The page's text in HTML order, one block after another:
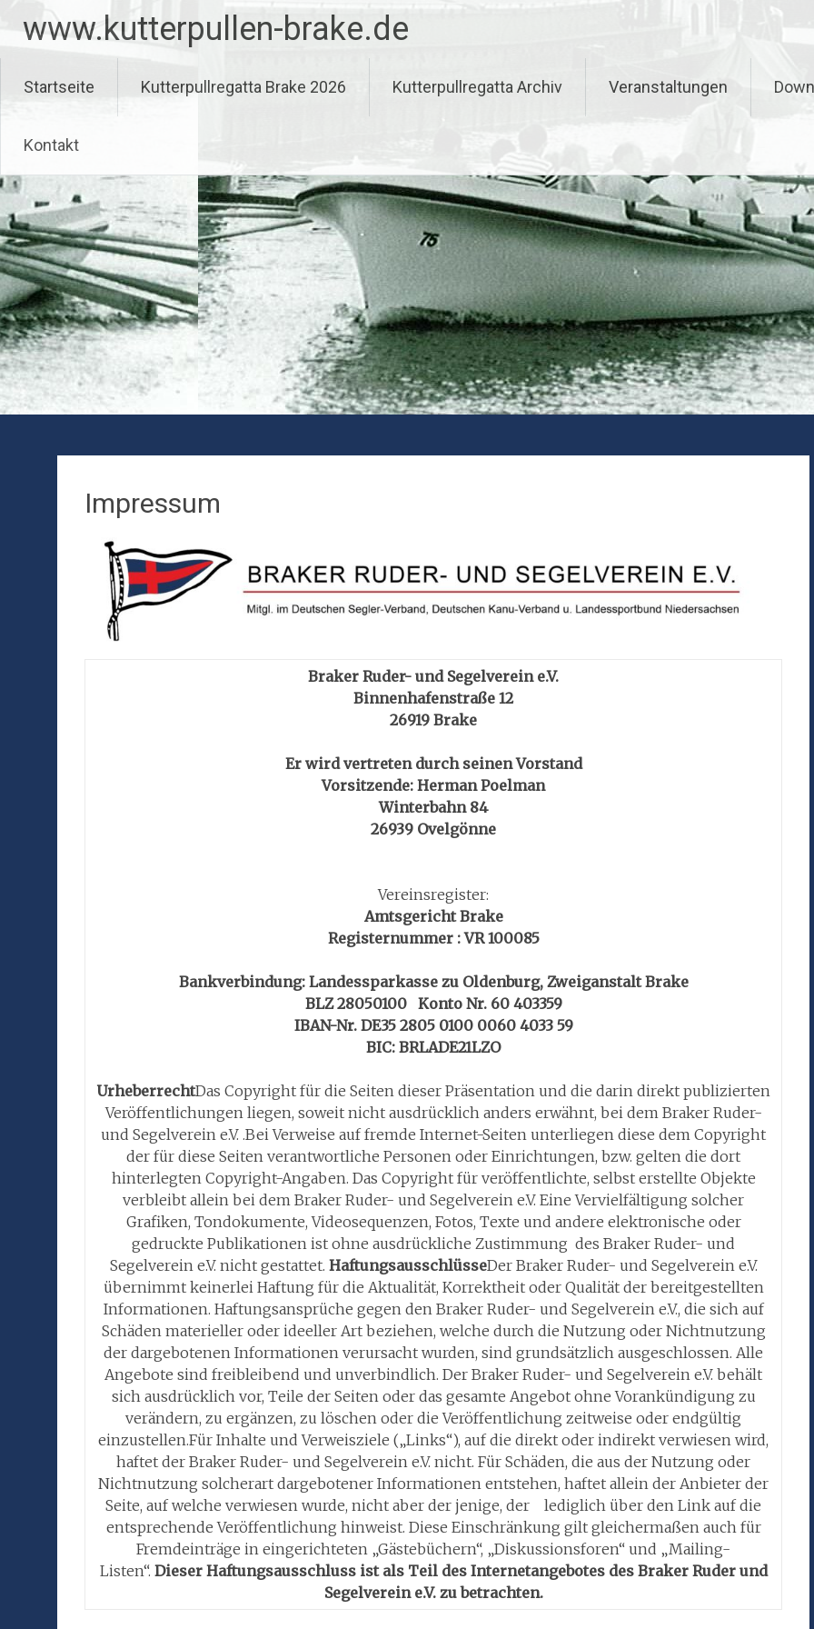
Inhalt
springen
www.kutterpullen-brake.de
Startseite Kutterpullregatta Brake 2026 Kutterpullregatta Archiv Veranstaltungen
Kontakt
Impressum
Braker Ruder- und Segelverein e.V.
Binnenhafenstraße 12
26919 Brake
Er wird vertreten durch seinen Vorstand
Vorsitzende: Herman Poelman
Winterbahn 84
26939 Ovelgönne
Vereinsregister:
Amtsgericht Brake
Registernummer : VR 100085
Bankverbindung: Landessparkasse zu Oldenburg, Zweiganstalt Brake
BLZ 28050100 Konto Nr. 60 403359
IBAN-Nr. DE35 2805 0100 0060 4033 59
BIC: BRLADE21LZO
UrheberrechtDas Copyright für die Seiten dieser Präsentation und die darin direkt publizierten
Veröffentlichungen liegen, soweit nicht ausdrücklich anders erwähnt, bei dem Braker Ruder-
und Segelverein e.V. .Bei Verweise auf fremde Internet-Seiten unterliegen diese dem Copyright
der für diese Seiten verantwortliche Personen oder Einrichtungen, bzw. gelten die dort
hinterlegten Copyright-Angaben. Das Copyright für veröffentlichte, selbst erstellte Objekte
verbleibt allein bei dem Braker Ruder- und Segelverein e.V. Eine Vervielfältigung solcher
Grafiken, Tondokumente, Videosequenzen, Fotos, Texte und andere elektronische oder
gedruckte Publikationen ist ohne ausdrückliche Zustimmung des Braker Ruder- und
Segelverein e.V. nicht gestattet. HaftungsausschlüsseDer Braker Ruder- und Segelverein e.V.
übernimmt keinerlei Haftung für die Aktualität, Korrektheit oder Qualität der bereitgestellten
Informationen. Haftungsansprüche gegen den Braker Ruder- und Segelverein e.V., die sich auf
Schäden materieller oder ideeller Art beziehen, welche durch die Nutzung oder Nichtnutzung
der dargebotenen Informationen verursacht wurden, sind grundsätzlich ausgeschlossen. Alle
Angebote sind freibleibend und unverbindlich. Der Braker Ruder- und Segelverein e.V. behält
sich ausdrücklich vor, Teile der Seiten oder das gesamte Angebot ohne Vorankündigung zu
verändern, zu ergänzen, zu löschen oder die Veröffentlichung zeitweise oder endgültig
einzustellen.Für Inhalte und Verweisziele („Links“), auf die direkt oder indirekt verwiesen wird,
haftet der Braker Ruder- und Segelverein e.V. nicht. Für Schäden, die aus der Nutzung oder
Nichtnutzung solcherart dargebotener Informationen entstehen, haftet allein der Anbieter der
Seite, auf welche verwiesen wurde, nicht aber der jenige, der lediglich über den Link auf die
entsprechende Veröffentlichung hinweist. Diese Einschränkung gilt gleichermaßen auch für
Fremdeinträge in eingerichteten „Gästebüchern“, „Diskussionsforen“ und „Mailing-
Listen“. Dieser Haftungsausschluss ist als Teil des Internetangebotes des Braker Ruder und
Segelverein e.V. zu betrachten.